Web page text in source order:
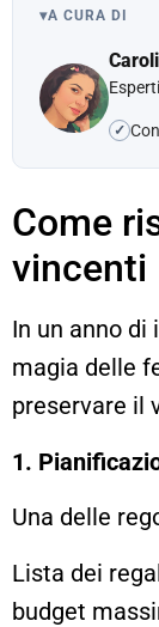
▾A CURA DI
✓
Come
vincenti
In un anno
magia delle
preservare il
1.
Una delle
Lista dei
budget